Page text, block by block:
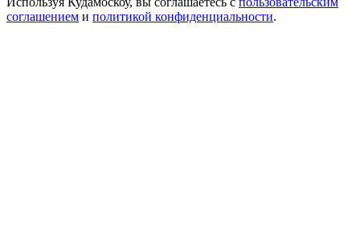
соглашением и политикой конфиденциальности.